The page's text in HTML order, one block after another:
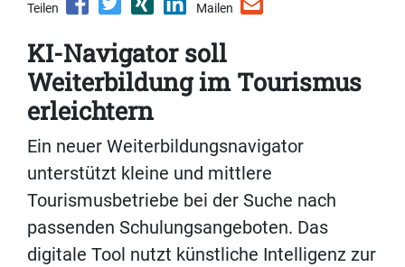
Teilen Mailen
KI-Navigator soll
Weiterbildung im Tourismus
erleichtern
Ein neuer Weiterbildungsnavigator
unterstützt kleine und mittlere
Tourismusbetriebe bei der Suche nach
passenden Schulungsangeboten. Das
digitale Tool nutzt künstliche Intelligenz zur